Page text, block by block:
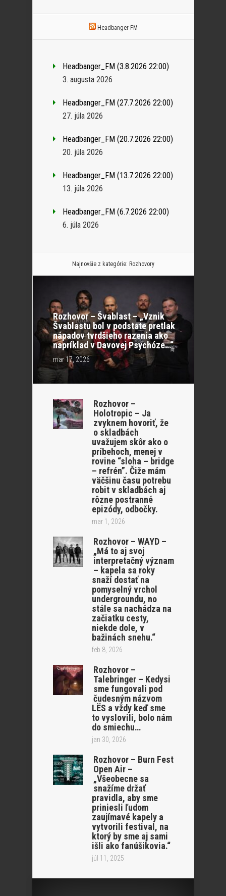
Headbanger FM
Headbanger_FM (3.8.2026 22:00)
3. augusta 2026
Headbanger_FM (27.7.2026 22:00)
27. júla 2026
Headbanger_FM (20.7.2026 22:00)
20. júla 2026
Headbanger_FM (13.7.2026 22:00)
13. júla 2026
Headbanger_FM (6.7.2026 22:00)
6. júla 2026
Najnovšie z kategórie: Rozhovory
Rozhovor – Švablast – „Vznik
Švablastu bol v podstate pretlak
nápadov tvrdšieho razenia ako
napríklad v Davovej Psychóze…“
mar 17, 2026
Rozhovor –
Holotropic – Ja
zvyknem hovoriť, že
o skladbách
uvažujem skôr ako o
príbehoch, menej v
rovine “sloha – bridge
– refrén”. Čiže mám
väčšinu času potrebu
robit v skladbách aj
rôzne postranné
epizódy, odbočky.
mar 1, 2026
Rozhovor – WAYD –
„Má to aj svoj
interpretačný význam
– kapela sa roky
snaží dostať na
pomyselný vrchol
undergroundu, no
stále sa nachádza na
začiatku cesty,
niekde dole, v
bažinách snehu.“
feb 8, 2026
Rozhovor –
Talebringer – Kedysi
sme fungovali pod
čudesným názvom
LËS a vždy keď sme
to vyslovili, bolo nám
do smiechu…
jan 30, 2026
Rozhovor – Burn Fest
Open Air –
„Všeobecne sa
snažíme držať
pravidla, aby sme
priniesli ľudom
zaujímavé kapely a
vytvorili festival, na
ktorý by sme aj sami
išli ako fanúšikovia.“
júl 11, 2025